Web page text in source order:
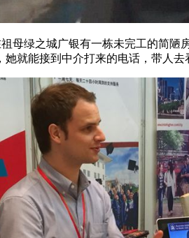
母绿之城广银有一栋未完工的简陋
她就能接到中介打来的电话，带人